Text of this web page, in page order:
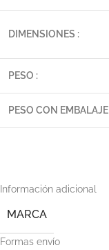
DIMENSIONES :
PESO :
PESO CON
Información adicional
MARCA
Formas envío